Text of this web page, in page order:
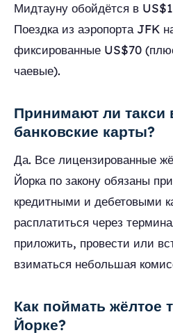
Мидтауну обойдётся в
Поездка из аэропорта JFK
фиксированные US$70
чаевые).
Принимают ли
банковские карты?
Да. Все лицензированные
Йорка по закону обязаны
кредитными и дебетовыми
расплатиться через
приложить, провести или
взиматься небольшая
Как поймать жёлтое
Йорке?